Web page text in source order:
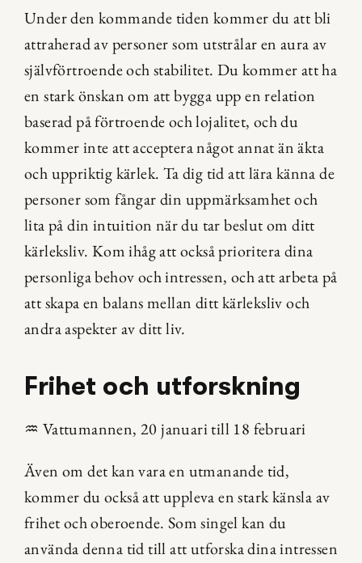
Under den kommande tiden kommer du att bli
attraherad av personer som utstrålar en aura av
självförtroende och stabilitet. Du kommer att ha
en stark önskan om att bygga upp en relation
baserad på förtroende och lojalitet, och du
kommer inte att acceptera något annat än äkta
och uppriktig kärlek. Ta dig tid att lära känna de
personer som fångar din uppmärksamhet och
lita på din intuition när du tar beslut om ditt
kärleksliv. Kom ihåg att också prioritera dina
personliga behov och intressen, och att arbeta på
att skapa en balans mellan ditt kärleksliv och
andra aspekter av ditt liv.
Frihet och utforskning
♒ Vattumannen, 20 januari till 18 februari
Även om det kan vara en utmanande tid,
kommer du också att uppleva en stark känsla av
frihet och oberoende. Som singel kan du
använda denna tid till att utforska dina intressen